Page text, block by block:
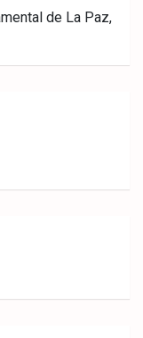
de La Paz,